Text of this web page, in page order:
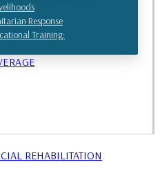
Response
Training: